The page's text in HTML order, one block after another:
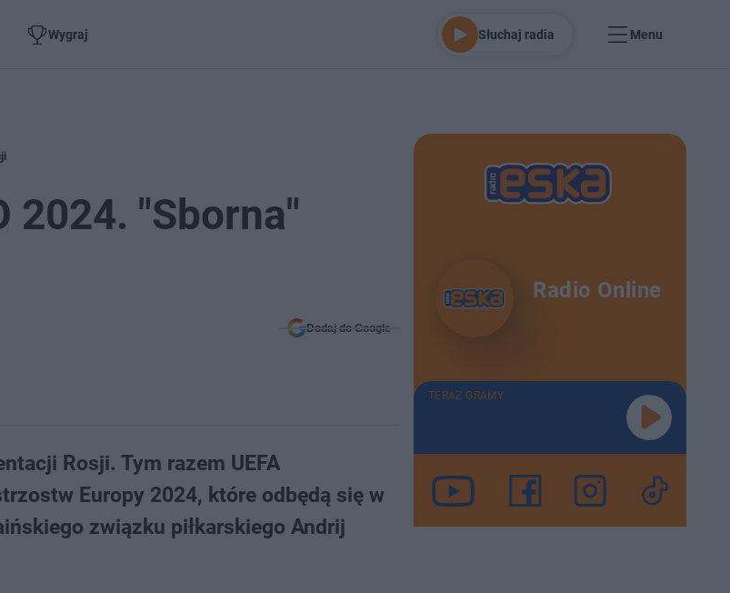
Wygraj Słuchaj radia Menu
2024. "Sborna"
Dodaj do Google
Rosji. Tym razem UEFA
Europy 2024, które odbędą się w
związku piłkarskiego Andrij
Radio Online
TERAZ GRAMY